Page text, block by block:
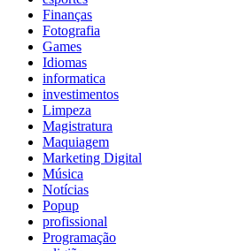
Finanças
Fotografia
Games
Idiomas
informatica
investimentos
Limpeza
Magistratura
Maquiagem
Marketing Digital
Música
Notícias
Popup
profissional
Programação